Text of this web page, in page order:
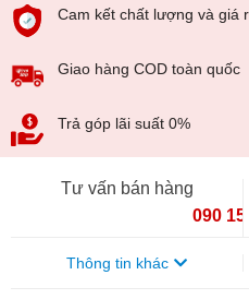
Cam kết chất lượng và giá
Giao hàng COD toàn quốc
Trả góp lãi suất 0%
Tư vấn bán hàng
090
Thông tin khác